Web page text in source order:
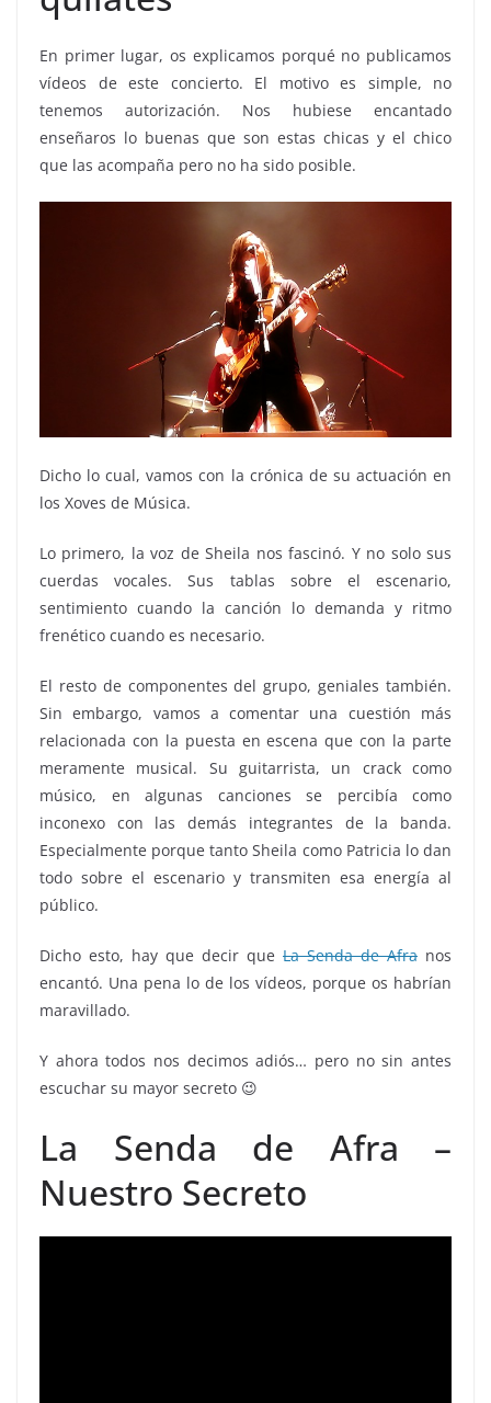
En primer lugar, os explicamos porqué no publicamos
vídeos de este concierto. El motivo es simple, no
tenemos autorización. Nos hubiese encantado
enseñaros lo buenas que son estas chicas y el chico
que las acompaña pero no ha sido posible.
Dicho lo cual, vamos con la crónica de su actuación en
los Xoves de Música.
Lo primero, la voz de Sheila nos fascinó. Y no solo sus
cuerdas vocales. Sus tablas sobre el escenario,
sentimiento cuando la canción lo demanda y ritmo
frenético cuando es necesario.
El resto de componentes del grupo, geniales también.
Sin embargo, vamos a comentar una cuestión más
relacionada con la puesta en escena que con la parte
meramente musical. Su guitarrista, un crack como
músico, en algunas canciones se percibía como
inconexo con las demás integrantes de la banda.
Especialmente porque tanto Sheila como Patricia lo dan
todo sobre el escenario y transmiten esa energía al
público.
Dicho esto, hay que decir que La Senda de Afra nos
encantó. Una pena lo de los vídeos, porque os habrían
maravillado.
Y ahora todos nos decimos adiós… pero no sin antes
escuchar su mayor secreto 😉
La Senda de Afra –
Nuestro Secreto